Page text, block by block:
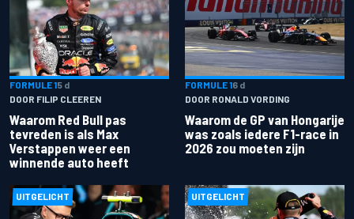
FORMULE 15 d
DOOR FILIP CLEEREN
Waarom Red Bull pas
tevreden is als Max
Verstappen weer een
winnende auto heeft
FORMULE 16 d
DOOR RONALD VORDING
Waarom de GP van Hongarije
was zoals iedere F1-race in
2026 zou moeten zijn
UITGELICHT UITGELICHT